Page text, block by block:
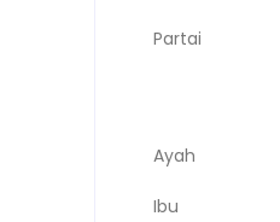
Partai
Ayah
Ibu